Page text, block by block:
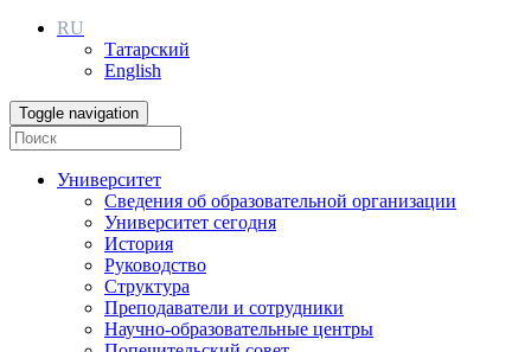
RU
Татарский
English
Toggle navigation
Университет
Сведения об образовательной организации
Университет сегодня
История
Руководство
Структура
Преподаватели и сотрудники
Научно-образовательные центры